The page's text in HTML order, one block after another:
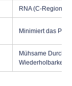
RNA (C-Region
Minimiert das
Mühsame
Wiederholbarkeit